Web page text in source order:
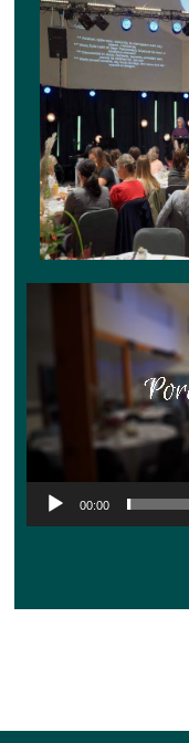
Odtwarzacz
00:00